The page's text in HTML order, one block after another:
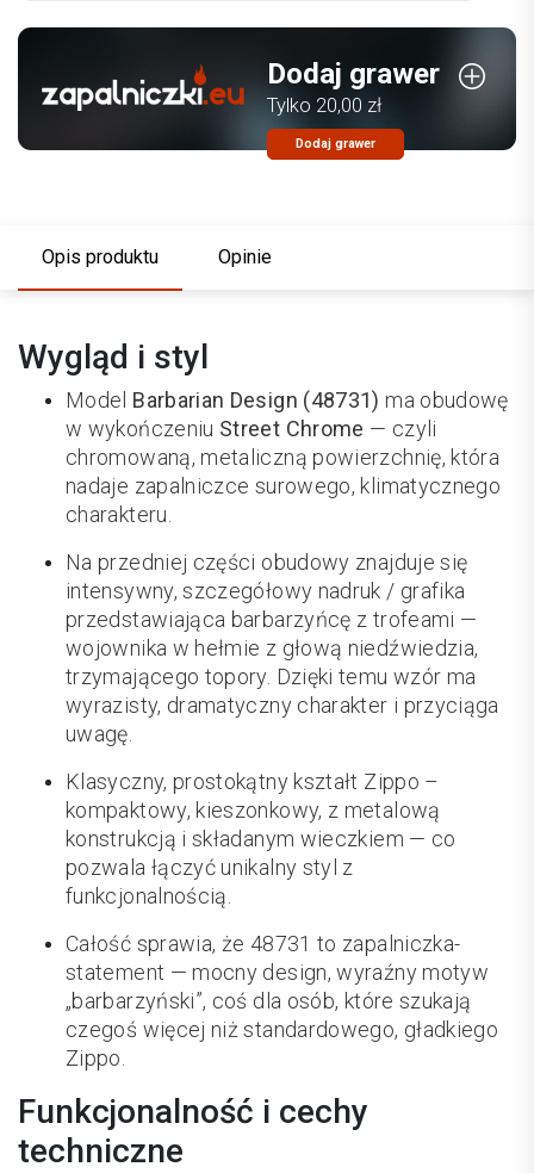
Dodaj grawer
Tylko 20,00 zł
Dodaj grawer
Opis produktu Opinie
Wygląd i styl
Model Barbarian Design (48731) ma obudowę
w wykończeniu Street Chrome — czyli
chromowaną, metaliczną powierzchnię, która
nadaje zapalniczce surowego, klimatycznego
charakteru.
Na przedniej części obudowy znajduje się
intensywny, szczegółowy nadruk / grafika
przedstawiająca barbarzyńcę z trofeami —
wojownika w hełmie z głową niedźwiedzia,
trzymającego topory. Dzięki temu wzór ma
wyrazisty, dramatyczny charakter i przyciąga
uwagę.
Klasyczny, prostokątny kształt Zippo –
kompaktowy, kieszonkowy, z metalową
konstrukcją i składanym wieczkiem — co
pozwala łączyć unikalny styl z
funkcjonalnością.
Całość sprawia, że 48731 to zapalniczka-
statement — mocny design, wyraźny motyw
„barbarzyński”, coś dla osób, które szukają
czegoś więcej niż standardowego, gładkiego
Zippo.
Funkcjonalność i cechy
techniczne